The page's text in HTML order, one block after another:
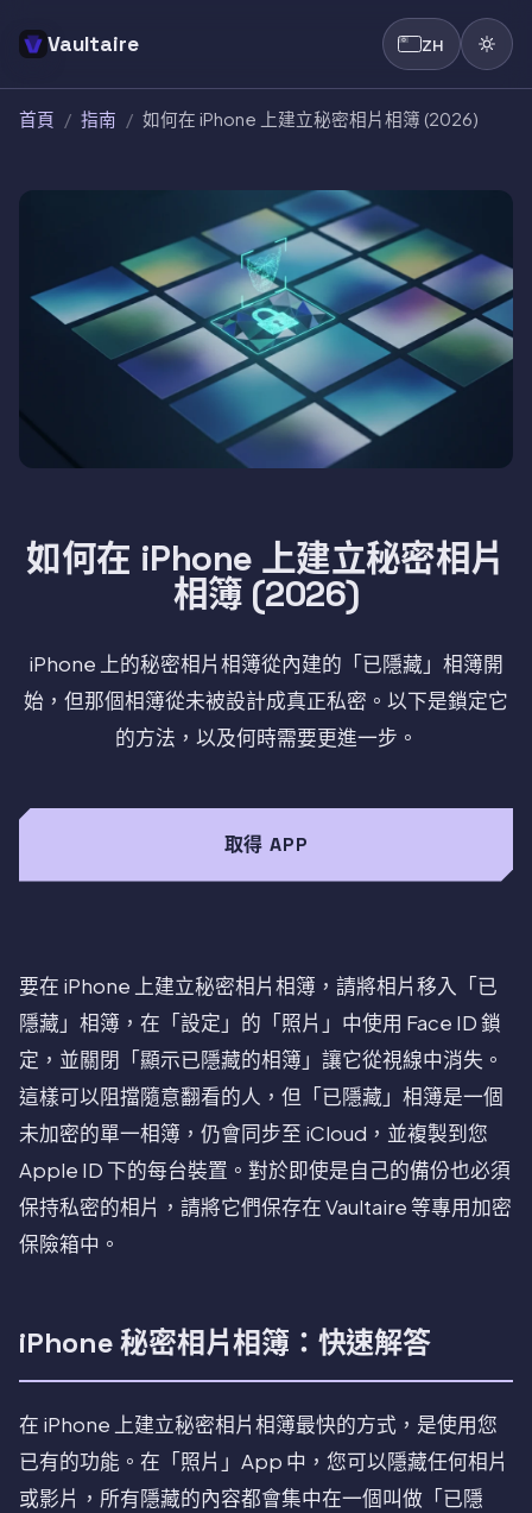
Vaultaire ZH
首頁 / 指南 / 如何在 iPhone 上建立秘密相片相簿 (2026)
如何在 iPhone 上建立秘密相片
相簿 (2026)
iPhone 上的秘密相片相簿從內建的「已隱藏」相簿開
始，但那個相簿從未被設計成真正私密。以下是鎖定它
的方法，以及何時需要更進一步。
取得 APP
要在 iPhone 上建立秘密相片相簿，請將相片移入「已
隱藏」相簿，在「設定」的「照片」中使用 Face ID 鎖
定，並關閉「顯示已隱藏的相簿」讓它從視線中消失。
這樣可以阻擋隨意翻看的人，但「已隱藏」相簿是一個
未加密的單一相簿，仍會同步至 iCloud，並複製到您
Apple ID 下的每台裝置。對於即使是自己的備份也必須
保持私密的相片，請將它們保存在 Vaultaire 等專用加密
保險箱中。
iPhone 秘密相片相簿：快速解答
在 iPhone 上建立秘密相片相簿最快的方式，是使用您
已有的功能。在「照片」App 中，您可以隱藏任何相片
或影片，所有隱藏的內容都會集中在一個叫做「已隱